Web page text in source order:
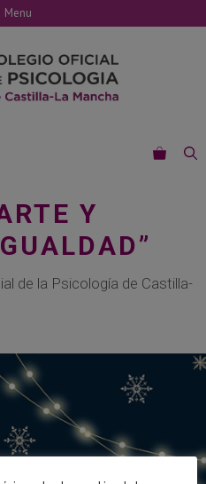
Menu
Y
de la Psicología de Castilla-